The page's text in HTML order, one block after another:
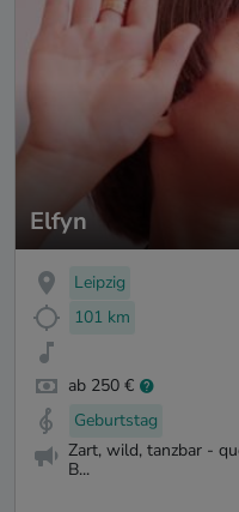
Elfyn
Leipzig
101 km
ab 250 €
Geburtstag
Zart, wild, tanzbar -
B...